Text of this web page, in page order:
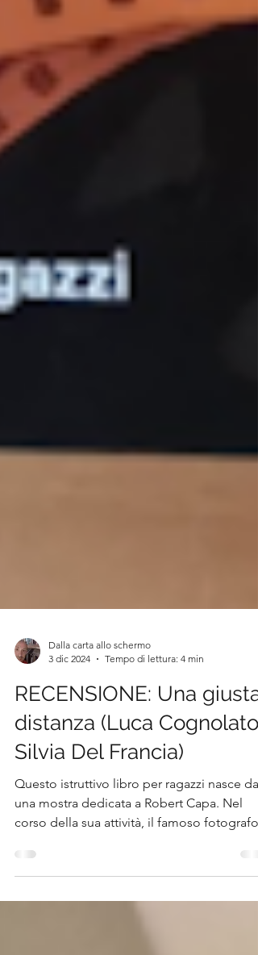
3 dic 2024
Tempo di lettura: 4 min
RECENSIONE: Una giusta
distanza (Luca Cognolato,
Silvia Del Francia)
Questo istruttivo libro per ragazzi nasce da
corso della sua attività, il famoso